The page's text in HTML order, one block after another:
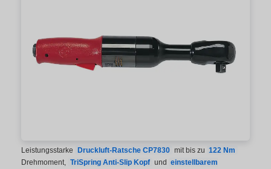
Leistungsstarke Druckluft-Ratsche CP7830 mit bis zu 122 Nm
Drehmoment, TriSpring Anti-Slip Kopf und einstellbarem